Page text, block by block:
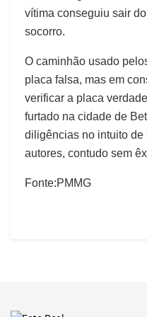
vítima conseguiu sair
socorro.
O caminhão usado
placa falsa, mas em
verificar a placa
furtado na cidade de
diligências no intuito
autores, contudo sem
Fonte:PMMG